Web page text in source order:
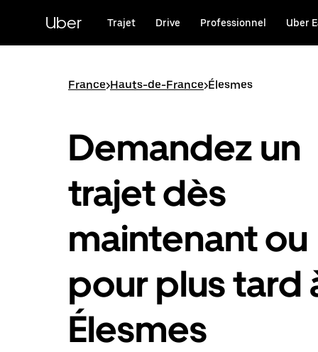
principal
Uber Trajet Drive Professionnel Uber
France>Hauts-de-France>Élesmes
Demandez un
trajet dès
maintenant ou
pour plus tard
Élesmes